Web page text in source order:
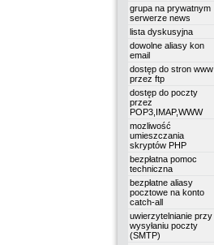
grupa na prywatnym
serwerze news
lista dyskusyjna
dowolne aliasy kon
email
dostęp do stron www
przez ftp
dostęp do poczty
przez
POP3,IMAP,WWW
mozliwość
umieszczania
skryptów PHP
bezpłatna pomoc
techniczna
bezpłatne aliasy
pocztowe na konto
catch-all
uwierzytelnianie przy
wysyłaniu poczty
(SMTP)